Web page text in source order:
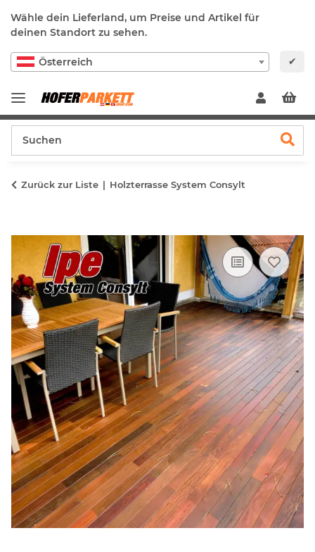
Wähle dein Lieferland, um Preise und Artikel für
deinen Standort zu sehen.
Österreich ✔
Zurück zur Liste Holzterrasse System Consylt